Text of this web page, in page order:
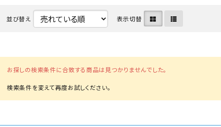
ログイン person 会員登録
並び替え 表示切替
お探しの検索条件に合致する商品は見つかりませんでした。